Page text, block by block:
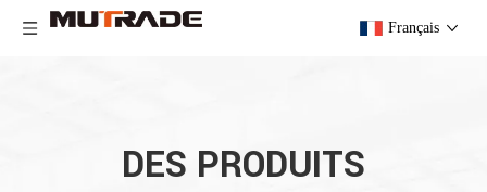
Français
DES PRODUITS